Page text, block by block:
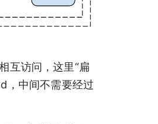
互访问，这里“扁
，中间不需要经过